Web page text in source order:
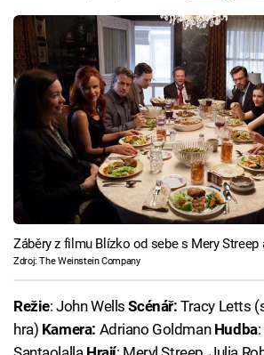
Záběry z filmu Blízko od sebe s Mery Streep
Zdroj: The Weinstein Company
Režie: John WellsScénář:Tracy Letts
hra) Kamera: Adriano Goldman Hudba